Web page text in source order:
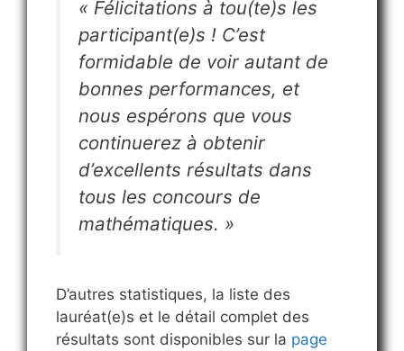
« Félicitations à tou(te)s les
participant(e)s ! C’est
formidable de voir autant de
bonnes performances, et
nous espérons que vous
continuerez à obtenir
d’excellents résultats dans
tous les concours de
mathématiques. »
D’autres statistiques, la liste des
lauréat(e)s et le détail complet des
résultats sont disponibles sur la page